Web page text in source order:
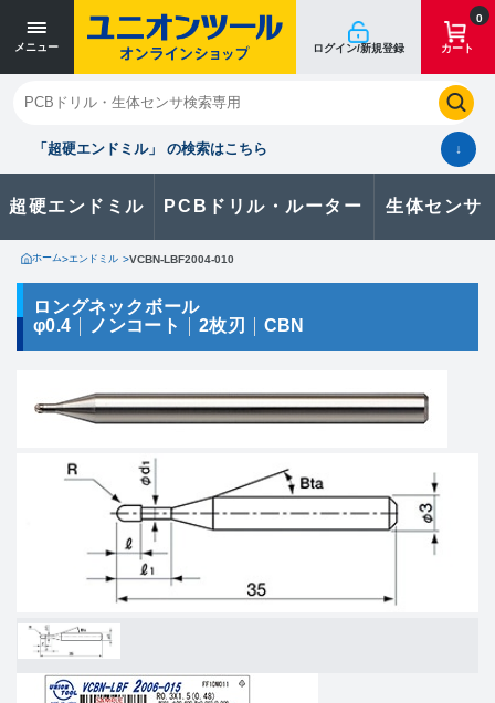
メニュー ログイン/新規登録
0
カート
「超硬エンドミル」 の検索はこちら ↓
超硬エンドミル PCBドリル・ルーター 生体センサ
閉じる
お気に入り クイックオーダー 購入履歴
製品に関するお問い合わせはこちら
カタログ一覧
ホーム>エンドミル >VCBN-LBF2004-010
ロングネックボール
φ0.4
ノンコート 2枚刃 CBN
寸法単位 [mm]
寸法単位 [mm]